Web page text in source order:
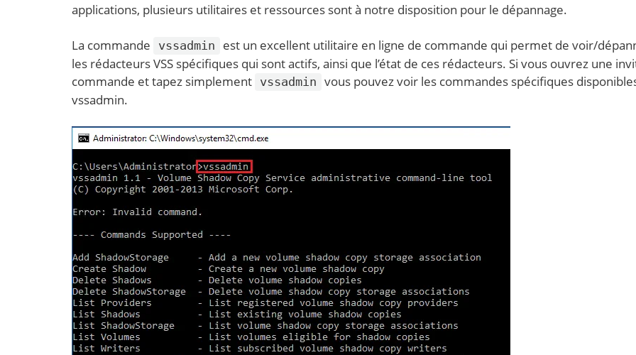
applications, plusieurs utilitaires et ressources sont à notre disposition pour le dépannage.
La commande vssadmin
est un excellent utilitaire en ligne de commande qui permet de voir/
les rédacteurs VSS spécifiques qui sont actifs, ainsi que l’état de ces rédacteurs. Si vous ouvrez une
commande et tapez simplement vssadmin vous pouvez voir les commandes spécifiques
vssadmin.